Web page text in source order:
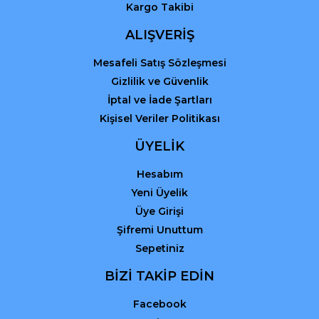
Kargo Takibi
ALIŞVERİŞ
Mesafeli Satış Sözleşmesi
Gizlilik ve Güvenlik
İptal ve İade Şartları
Kişisel Veriler Politikası
ÜYELİK
Hesabım
Yeni Üyelik
Üye Girişi
Şifremi Unuttum
Sepetiniz
BİZİ TAKİP EDİN
Facebook